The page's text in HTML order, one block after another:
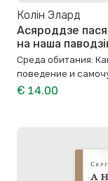
Колін Элард
Асяроддзе
на наша
Среда обитания:
поведение и
€ 14.00